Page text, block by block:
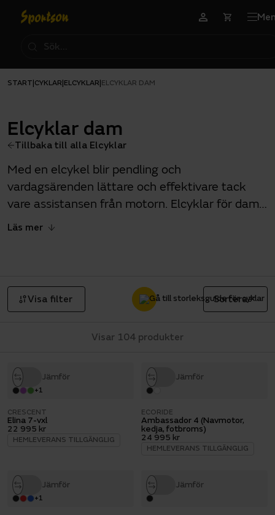
START CYKLAR ELCYKLAR ELCYKLAR DAM
Elcyklar dam
Tillbaka till alla Elcyklar
Med en elcykel blir pendling och
vardagsärenden lättare och effektivare tack
vare assistansen från motorn. Elcyklar för dam
har en ram med ett lägre insteg som gör det
Läs mer
Visa filter Sortera
Visar 104 produkter
Jämför
+1
CRESCENT
Elina 7-vxl
22 995 kr
HEMLEVERANS TILLGÄNGLIG
Jämför
ECORIDE
Ambassador 4 (Navmotor,
kedja, fotbroms)
24 995 kr
HEMLEVERANS TILLGÄNGLIG
Jämför
+1
Jämför